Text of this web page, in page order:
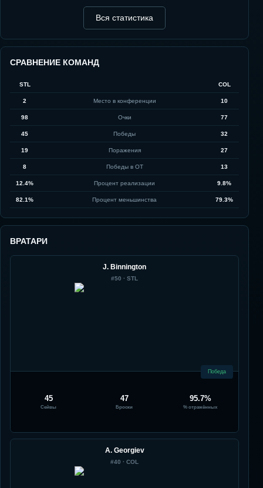
Вся статистика
СРАВНЕНИЕ КОМАНД
STL COL
2 Место в конференции 10
98 Очки 77
45 Победы 32
19 Поражения 27
8 Победы в ОТ 13
12.4% Процент реализации 9.8%
82.1% Процент меньшинства 79.3%
ВРАТАРИ
J. Binnington
#50 · STL
Победа
45
Сейвы
47
Броски
95.7%
% отражённых
A. Georgiev
#40 · COL